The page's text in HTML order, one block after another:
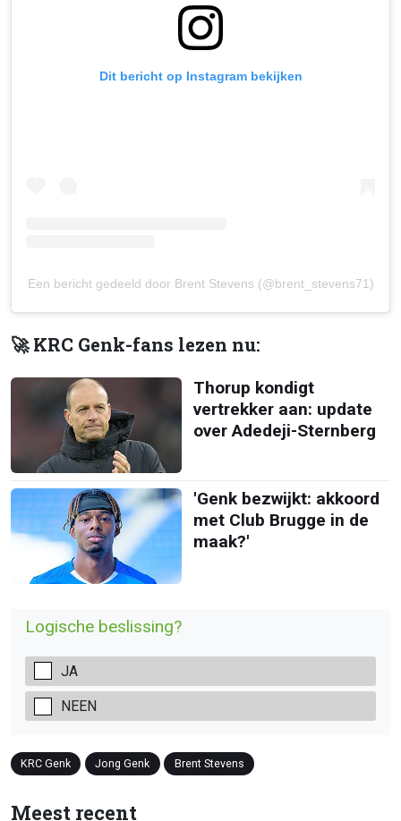
Dit bericht op Instagram bekijken
Een bericht gedeeld door Brent Stevens (@brent_stevens71)
🚀 KRC Genk-fans lezen nu:
Thorup kondigt
vertrekker aan: update
over Adedeji-Sternberg
'Genk bezwijkt: akkoord
met Club Brugge in de
maak?'
Logische beslissing?
JA
NEEN
KRC Genk Jong Genk Brent Stevens
Meest recent